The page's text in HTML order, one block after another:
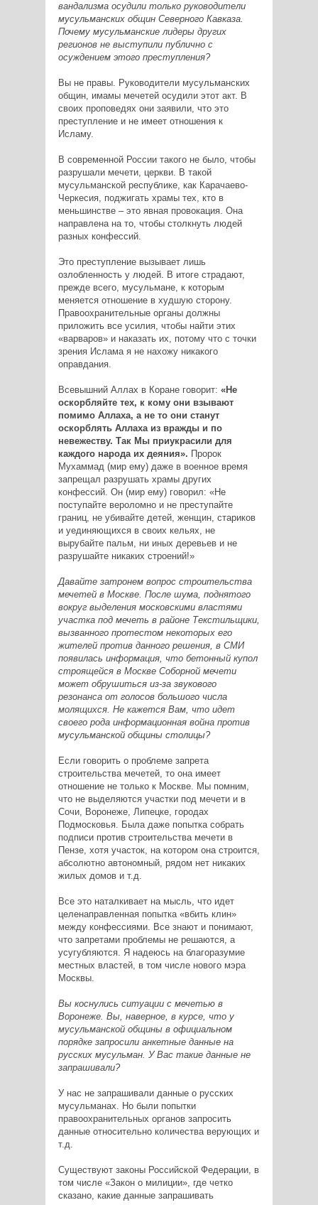
вандализма осудили только руководители
мусульманских общин Северного Кавказа.
Почему мусульманские лидеры других
регионов не выступили публично с
осуждением этого преступления?
Вы не правы. Руководители мусульманских
общин, имамы мечетей осудили этот акт. В
своих проповедях они заявили, что это
преступление и не имеет отношения к
Исламу.
В современной России такого не было, чтобы
разрушали мечети, церкви. В такой
мусульманской республике, как Карачаево-
Черкесия, поджигать храмы тех, кто в
меньшинстве – это явная провокация. Она
направлена на то, чтобы столкнуть людей
разных конфессий.
Это преступление вызывает лишь
озлобленность у людей. В итоге страдают,
прежде всего, мусульмане, к которым
меняется отношение в худшую сторону.
Правоохранительные органы должны
приложить все усилия, чтобы найти этих
«варваров» и наказать их, потому что с точки
зрения Ислама я не нахожу никакого
оправдания.
Всевышний Аллах в Коране говорит: «Не
оскорбляйте тех, к кому они взывают
помимо Аллаха, а не то они станут
оскорблять Аллаха из вражды и по
невежеству. Так Мы приукрасили для
каждого народа их деяния». Пророк
Мухаммад (мир ему) даже в военное время
запрещал разрушать храмы других
конфессий. Он (мир ему) говорил: «Не
поступайте вероломно и не преступайте
границ, не убивайте детей, женщин, стариков
и уединяющихся в своих кельях, не
вырубайте пальм, ни иных деревьев и не
разрушайте никаких строений!»
Давайте затронем вопрос строительства
мечетей в Москве. После шума, поднятого
вокруг выделения московскими властями
участка под мечеть в районе Текстильщики,
вызванного протестом некоторых его
жителей против данного решения, в СМИ
появилась информация, что бетонный купол
строящейся в Москве Соборной мечети
может обрушиться из-за звукового
резонанса от голосов большого числа
молящихся. Не кажется Вам, что идет
своего рода информационная война против
мусульманской общины столицы?
Если говорить о проблеме запрета
строительства мечетей, то она имеет
отношение не только к Москве. Мы помним,
что не выделяются участки под мечети и в
Сочи, Воронеже, Липецке, городах
Подмосковья. Была даже попытка собрать
подписи против строительства мечети в
Пензе, хотя участок, на котором она строится,
абсолютно автономный, рядом нет никаких
жилых домов и т.д.
Все это наталкивает на мысль, что идет
целенаправленная попытка «вбить клин»
между конфессиями. Все знают и понимают,
что запретами проблемы не решаются, а
усугубляются. Я надеюсь на благоразумие
местных властей, в том числе нового мэра
Москвы.
Вы коснулись ситуации с мечетью в
Воронеже. Вы, наверное, в курсе, что у
мусульманской общины в официальном
порядке запросили анкетные данные на
русских мусульман. У Вас такие данные не
запрашивали?
У нас не запрашивали данные о русских
мусульманах. Но были попытки
правоохранительных органов запросить
данные относительно количества верующих и
т.д.
Существуют законы Российской Федерации, в
том числе «Закон о милиции», где четко
сказано, какие данные запрашивать